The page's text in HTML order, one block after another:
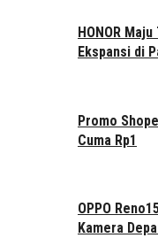
HONOR
Ekspansi di
Promo
Cuma Rp1
OPPO
Kamera